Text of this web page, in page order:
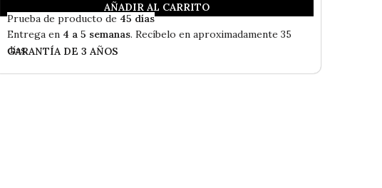
AÑADIR AL CARRITO
EnStock- Envío Gratis
Prueba de producto de 45 días
Entrega en 4 a 5 semanas. Recíbelo en aproximadamente 35
días.
GARANTÍA DE 3 AÑOS